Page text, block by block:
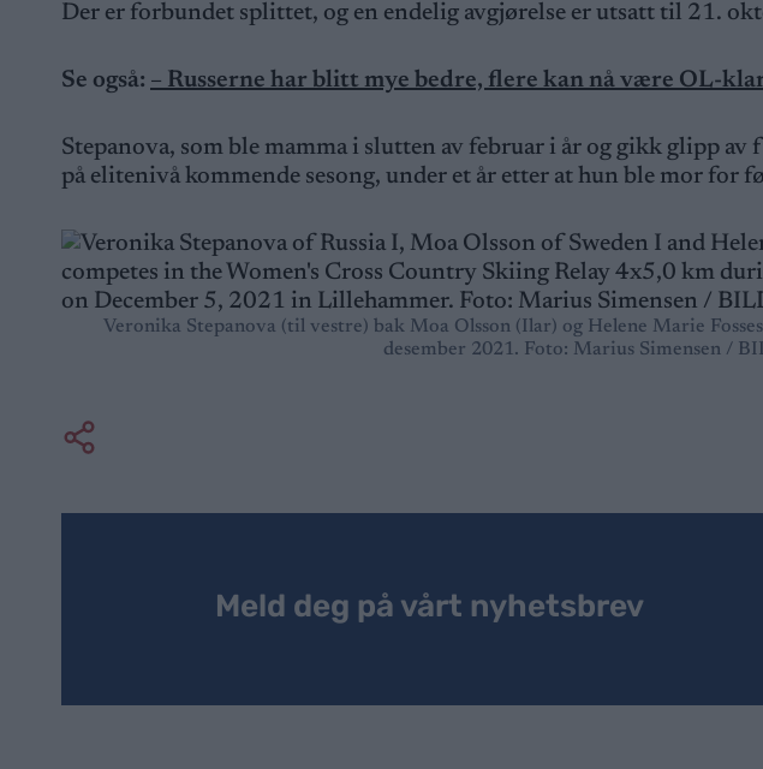
Der er forbundet splittet, og en endelig avgjørelse er utsatt til 21.
Se også: – Russerne har blitt mye bedre, flere kan nå være OL-
Stepanova, som ble mamma i slutten av februar i år og gikk glipp
på elitenivå kommende sesong, under et år etter at hun ble mor for
Veronika Stepanova (til vestre) bak Moa Olsson (Ilar) og Helene Marie
desember 2021. Foto: Marius Simensen /
Meld deg på vårt nyhetsbrev